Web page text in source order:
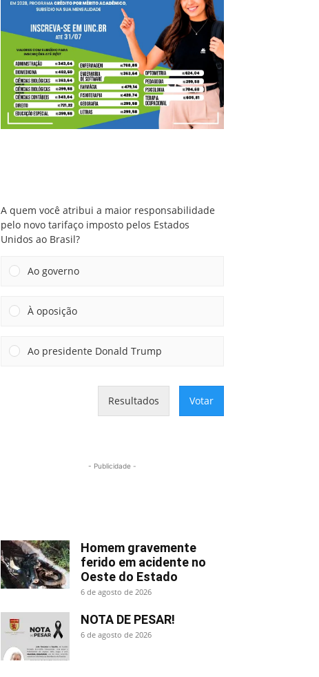
A quem você atribui a maior responsabilidade
pelo novo tarifaço imposto pelos Estados
Unidos ao Brasil?
Ao governo
À oposição
Ao presidente Donald Trump
Resultados Votar
- Publicidade -
Homem gravemente
ferido em acidente no
Oeste do Estado
6 de agosto de 2026
NOTA DE PESAR!
6 de agosto de 2026